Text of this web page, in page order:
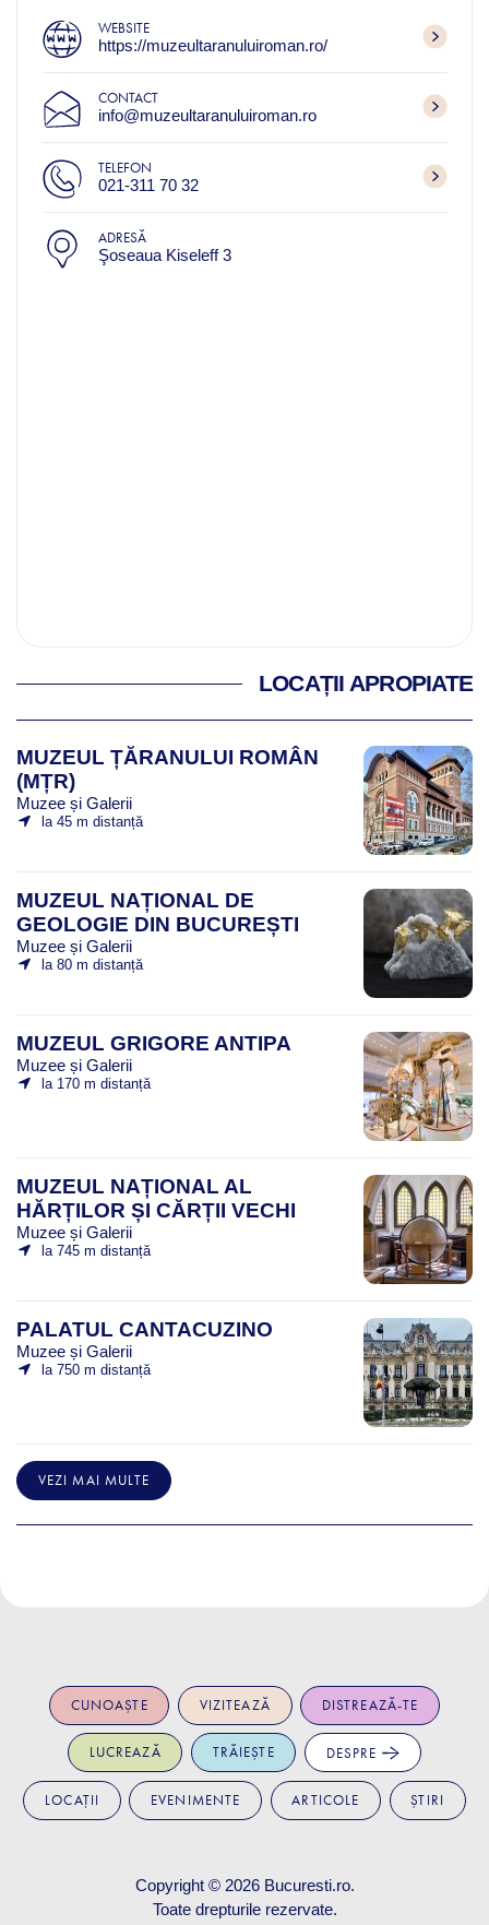
WEBSITE
https://muzeultaranuluiroman.ro/
CONTACT
info@muzeultaranuluiroman.ro
TELEFON
021-311 70 32
ADRESĂ
Şoseaua Kiseleff 3
LOCAȚII APROPIATE
MUZEUL ȚĂRANULUI ROMÂN
(MȚR)
Muzee și Galerii
la 45 m distanță
MUZEUL NAȚIONAL DE
GEOLOGIE DIN BUCUREȘTI
Muzee și Galerii
la 80 m distanță
MUZEUL GRIGORE ANTIPA
Muzee și Galerii
la 170 m distanță
MUZEUL NAȚIONAL AL
HĂRȚILOR ȘI CĂRȚII VECHI
Muzee și Galerii
la 745 m distanță
PALATUL CANTACUZINO
Muzee și Galerii
la 750 m distanță
VEZI MAI MULTE
CUNOAȘTE VIZITEAZĂ DISTREAZĂ-TE
LUCREAZĂ TRĂIEȘTE DESPRE
LOCAȚII EVENIMENTE ARTICOLE ȘTIRI
Copyright © 2026 Bucuresti.ro.
Toate drepturile rezervate.